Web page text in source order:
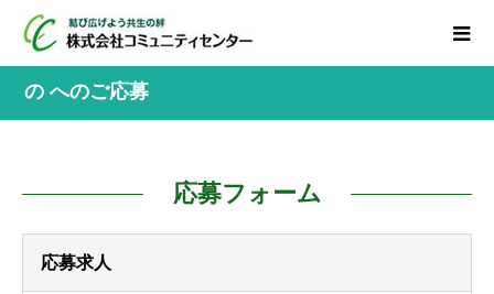
の へのご応募
応募フォーム
応募求人